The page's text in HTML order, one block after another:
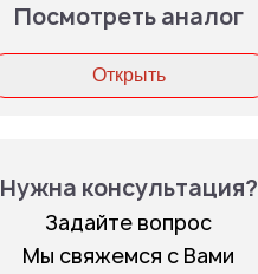
Посмотреть аналог
Открыть
Нужна консультация?
Задайте вопрос
Мы свяжемся с Вами